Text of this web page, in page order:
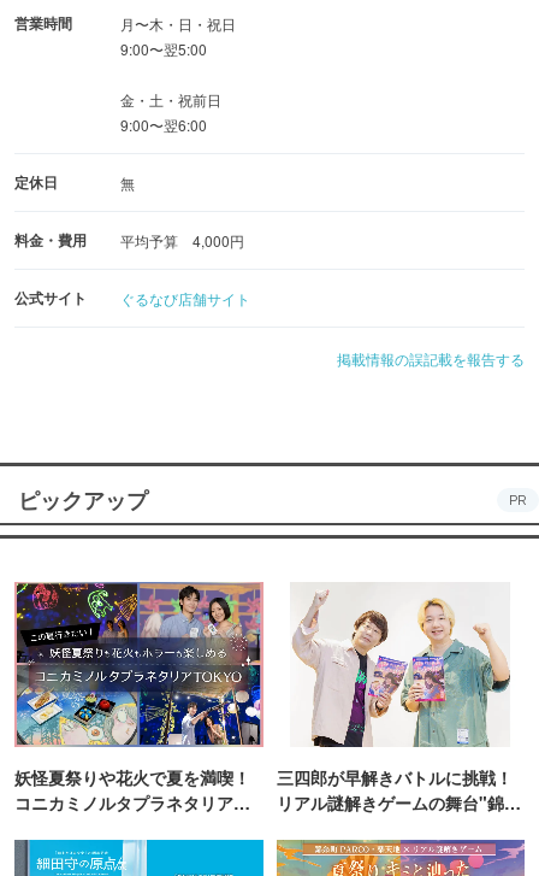
スマホやPCも接続可能でテレワークにもおすすめ
電子タバコ専用ルームも御座います
各種電子マネー・QR決済にも対応
営業時間
月〜木・日・祝日
9:00〜翌5:00
金・土・祝前日
9:00〜翌6:00
定休日 無
料金・費用 平均予算 4,000円
公式サイト ぐるなび店舗サイト
掲載情報の誤記載を報告する
ピックアップ PR
妖怪夏祭りや花火で夏を満喫！
コニカミノルタプラネタリア
三四郎が早解きバトルに挑戦！
リアル謎解きゲームの舞台"錦糸